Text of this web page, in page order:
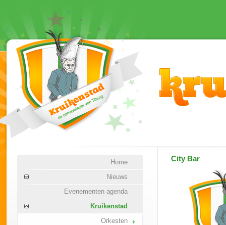
Home
Nieuws
Evenementen agenda
Kruikenstad
Orkesten
City Bar